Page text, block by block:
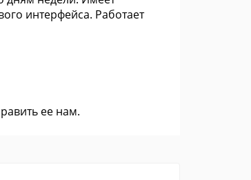
интерфейса. Работает
ее нам.